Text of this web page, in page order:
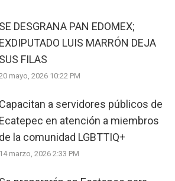
SE DESGRANA PAN EDOMEX;
EXDIPUTADO LUIS MARRÓN DEJA
SUS FILAS
mayo, 2026 10:22 PM
Capacitan a servidores públicos de
Ecatepec en atención a miembros
de la comunidad LGBTTIQ+
14 marzo, 2026 2:33 PM